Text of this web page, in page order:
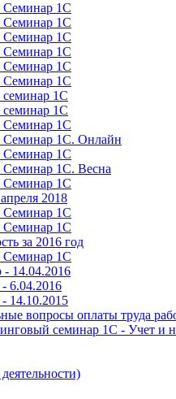
Семинар 1С
Семинар 1С
Семинар 1С
Семинар 1С
Семинар 1С
Семинар 1С
1С
1С
Семинар 1С
Семинар 1С. Онлайн
Семинар 1С
1С. Весна
Семинар 1С
2018
Семинар 1С
Семинар 1С
за 2016 год
Семинар 1С
14.04.2016
6.04.2016
14.10.2015
вопросы оплаты труда
семинар 1С - Учет и